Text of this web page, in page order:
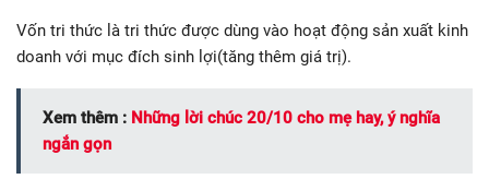
Vốn tri thức là tri thức được dùng vào hoạt động sản xuất kinh
doanh với mục đích sinh lợi(tăng thêm giá trị).
Xem thêm : Những lời chúc 20/10 cho mẹ hay, ý nghĩa
ngắn gọn